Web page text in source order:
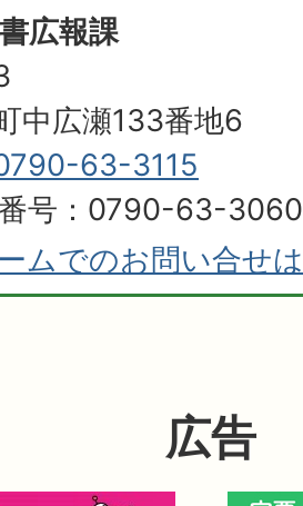
広報課
中広瀬133番地6
63-3115
号：0790-63-3060
ムでのお問い合せ
広告